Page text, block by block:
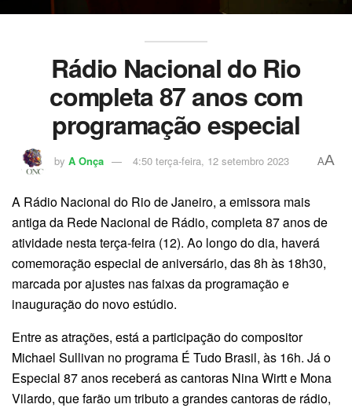
Rádio Nacional do Rio
completa 87 anos com
programação especial
by A Onça 4:50 terça-feira, 12 setembro 2023 AA
A Rádio Nacional do Rio de Janeiro, a emissora mais
antiga da Rede Nacional de Rádio, completa 87 anos de
atividade nesta terça-feira (12). Ao longo do dia, haverá
comemoração especial de aniversário, das 8h às 18h30,
marcada por ajustes nas faixas da programação e
inauguração do novo estúdio.
Entre as atrações, está a participação do compositor
Michael Sullivan no programa É Tudo Brasil, às 16h. Já o
Especial 87 anos receberá as cantoras Nina Wirtt e Mona
Vilardo, que farão um tributo a grandes cantoras de rádio,